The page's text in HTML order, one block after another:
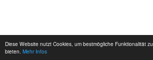
Diese Website nutzt Cookies, um bestmögliche Funktionalität zu
bieten. Mehr Infos